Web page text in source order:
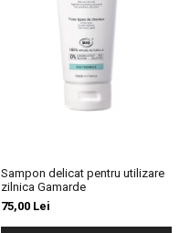
Sampon delicat pentru utilizare
zilnica Gamarde
75,00 Lei